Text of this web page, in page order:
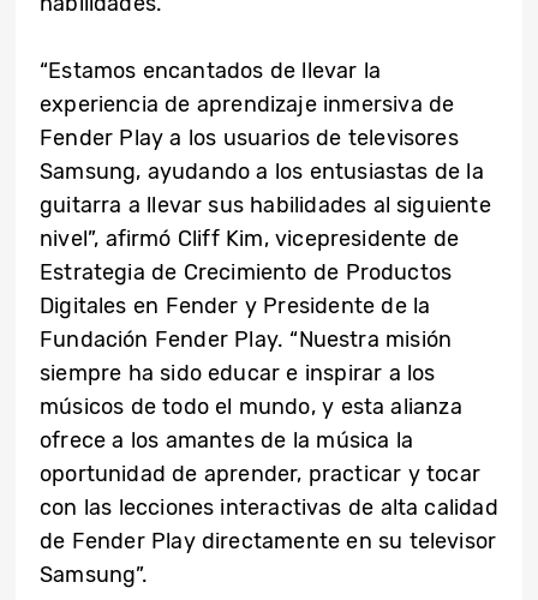
“Estamos encantados de llevar la
experiencia de aprendizaje inmersiva de
Fender Play a los usuarios de televisores
Samsung, ayudando a los entusiastas de la
guitarra a llevar sus habilidades al siguiente
nivel”, afirmó Cliff Kim, vicepresidente de
Estrategia de Crecimiento de Productos
Digitales en Fender y Presidente de la
Fundación Fender Play. “Nuestra misión
siempre ha sido educar e inspirar a los
músicos de todo el mundo, y esta alianza
ofrece a los amantes de la música la
oportunidad de aprender, practicar y tocar
con las lecciones interactivas de alta calidad
de Fender Play directamente en su televisor
Samsung”.